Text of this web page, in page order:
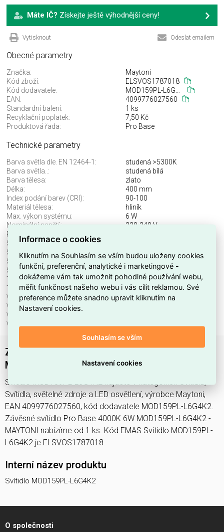
Máte IČ? Získejte ještě výhodnější ceny!
Vytisknout Odeslat emailem
Obecné parametry
Značka:
Maytoni
Kód zboží:
ELSVOS1787018
Kód dodavatele:
MOD159PL-L6G4K2
EAN:
4099776027560
Standardní balení:
1 ks
Recyklační poplatek:
7,50 Kč
Produktová řada:
Pro Base
Technické parametry
Barva světla dle. EN 12464-1:
studená >5300K
Barva světla..:
studená bílá
Barva tělesa:
zlato
Délka:
400 mm
Index podání barev (CRI):
90-100
Materiál tělesa:
hliník
Max. výkon systému:
6 W
Nominální napětí.:
220-240 V
Průměr:
Stmívatelné:
Stupeň krytí (IP):
IP20
Světelný tok:
500 lm
Světelný zdroj:
LED neměnitelný
Teplota barvy.:
4000 K
Třída ochrany:
II
Včetně svět. zdroje:
ano
Vhodné pro počet svět. zdrojů:
Vhodné pro výkon světel. zdroje:
Výška/hloubka:
3400 mm
Závěsné svítidlo Pro Base 4000K 6W
MOD159PL-L6G4K2 - MAYTONI
Svítidlo MOD159PL-L6G4K2 najdete v kategoriích Svítidla,
Svítidla, světelné zdroje a LED osvětlení, výrobce Maytoni,
EAN 4099776027560, kód dodavatele MOD159PL-L6G4K2.
Závěsné svítidlo Pro Base 4000K 6W MOD159PL-L6G4K2 -
MAYTONI nabízíme od 1 ks. Kód EMAS Svítidlo MOD159PL-
L6G4K2 je ELSVOS1787018.
Interní název produktu
Svítidlo MOD159PL-L6G4K2
O společnosti
Informace o cookies
Kliknutím na Souhlasím se vším budou uloženy cookies
funkční, preferenční, analytické i marketingové -
dokážeme vám tak umožnit pohodlné používání webu,
měřit funkčnost našeho webu i vás cílit reklamou. Své
preference můžete snadno upravit kliknutím na
Nastavení cookies.
Souhlasím se vším
Nastavení cookies